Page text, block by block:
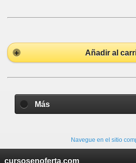
Añadir al
Más
Navegue en el sitio
cursosenoferta.com